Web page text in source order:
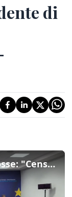
di
Ddl Valditara, presidente di Scosse: "Censurata l'educazione sessuo-affettiva"